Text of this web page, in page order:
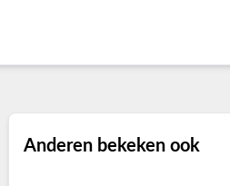
Anderen bekeken ook